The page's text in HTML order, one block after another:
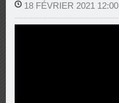
18 FÉVRIER 2021 12:00